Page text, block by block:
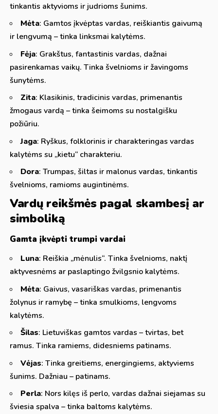
tinkantis aktyvioms ir judrioms šunims.
Mėta: Gamtos įkvėptas vardas, reiškiantis gaivumą
ir lengvumą – tinka linksmai kalytėms.
Fėja: Grakštus, fantastinis vardas, dažnai
pasirenkamas vaikų. Tinka švelnioms ir žavingoms
šunytėms.
Zita: Klasikinis, tradicinis vardas, primenantis
žmogaus vardą – tinka šeimoms su nostalgišku
požiūriu.
Jaga: Ryškus, folklorinis ir charakteringas vardas
kalytėms su „kietu“ charakteriu.
Dora: Trumpas, šiltas ir malonus vardas, tinkantis
švelnioms, ramioms augintinėms.
Vardų reikšmės pagal skambesį ar
simboliką
Gamta įkvėpti trumpi vardai
Luna: Reiškia „mėnulis“. Tinka švelnioms, naktį
aktyvesnėms ar paslaptingo žvilgsnio kalytėms.
Mėta: Gaivus, vasariškas vardas, primenantis
žolynus ir ramybę – tinka smulkioms, lengvoms
kalytėms.
Šilas: Lietuviškas gamtos vardas – tvirtas, bet
ramus. Tinka ramiems, didesniems patinams.
Vėjas: Tinka greitiems, energingiems, aktyviems
šunims. Dažniau – patinams.
Perla: Nors kilęs iš perlo, vardas dažnai siejamas su
šviesia spalva – tinka baltoms kalytėms.